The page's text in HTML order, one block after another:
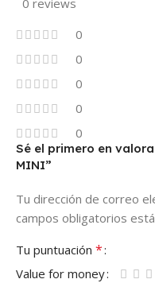
0
0
0
0
0
Sé el primero en
MINI”
Tu dirección de correo
campos obligatorios
Tu puntuación *
Value for money